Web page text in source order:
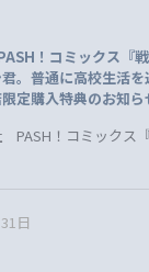
！コミックス『
。普通に高校生活を
定購入特典のお知ら
PASH！コミックス
日